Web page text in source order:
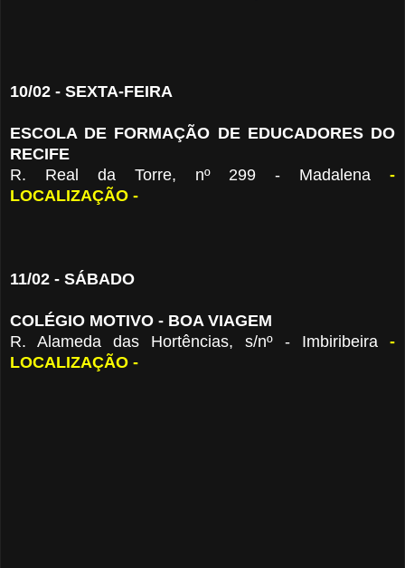
10/02 - SEXTA-FEIRA
ESCOLA DE FORMAÇÃO DE EDUCADORES DO
RECIFE
R. Real da Torre, nº 299 - Madalena -
LOCALIZAÇÃO -
11/02 - SÁBADO
COLÉGIO MOTIVO - BOA VIAGEM
R. Alameda das Hortências, s/nº - Imbiribeira -
LOCALIZAÇÃO -